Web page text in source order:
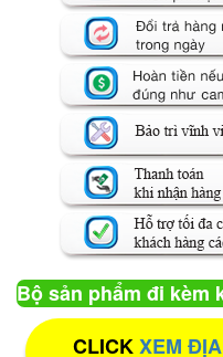
Bộ sản phẩm đi kèm
CLICKXEM